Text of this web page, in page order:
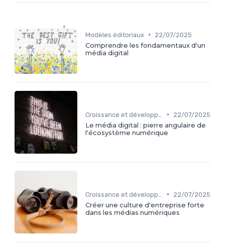
Modèles éditoriaux •
22/07/2025
Comprendre les fondamentaux d'un
média digital
•
22/07/2025
Le média digital : pierre angulaire de
l'écosystème numérique
•
22/07/2025
Créer une culture d'entreprise forte
dans les médias numériques